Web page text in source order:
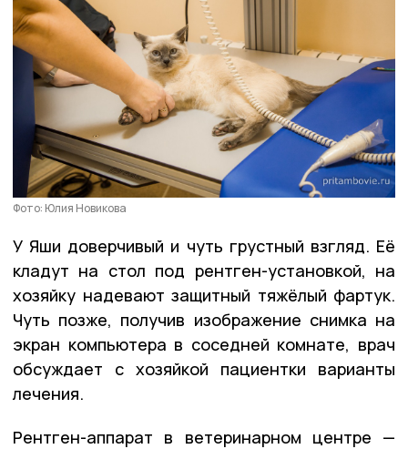
Фото: Юлия Новикова
У Яши доверчивый и чуть грустный взгляд. Её
кладут на стол под рентген-установкой, на
хозяйку надевают защитный тяжёлый фартук.
Чуть позже, получив изображение снимка на
экран компьютера в соседней комнате, врач
обсуждает с хозяйкой пациентки варианты
лечения.
Рентген-аппарат в ветеринарном центре —